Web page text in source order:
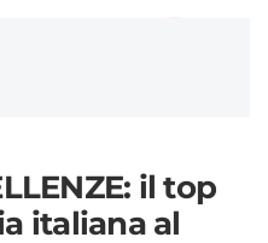
il top
italiana al